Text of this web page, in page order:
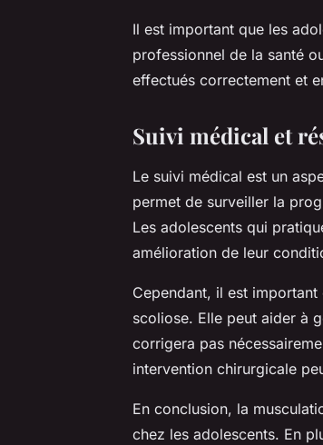
Il est important que les
professionnel de la santé
effectués correctement et
Suivi médical et
Le suivi médical est un
permet de surveiller la
Les adolescents qui
amélioration de leur
Cependant, il est
scoliose. Elle peut aider à
corrigera pas
intervention chirurgicale
En conclusion, la
chez les adolescents. En